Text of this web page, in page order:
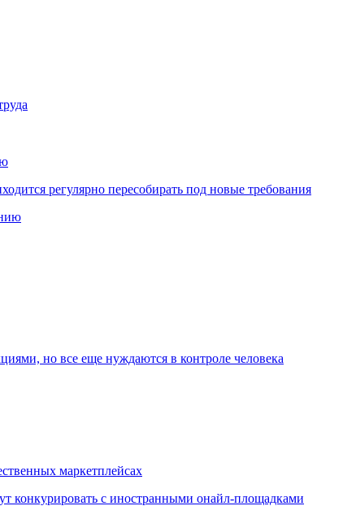
регулярно пересобирать под новые требования
но все еще нуждаются в контроле человека
маркетплейсах
конкурировать с иностранными онайл-площадками